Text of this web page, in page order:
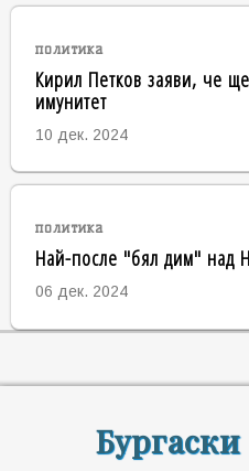
политика
Кирил Петков заяви, че
имунитет
10 дек. 2024
политика
Най-после "бял дим" над
06 дек. 2024